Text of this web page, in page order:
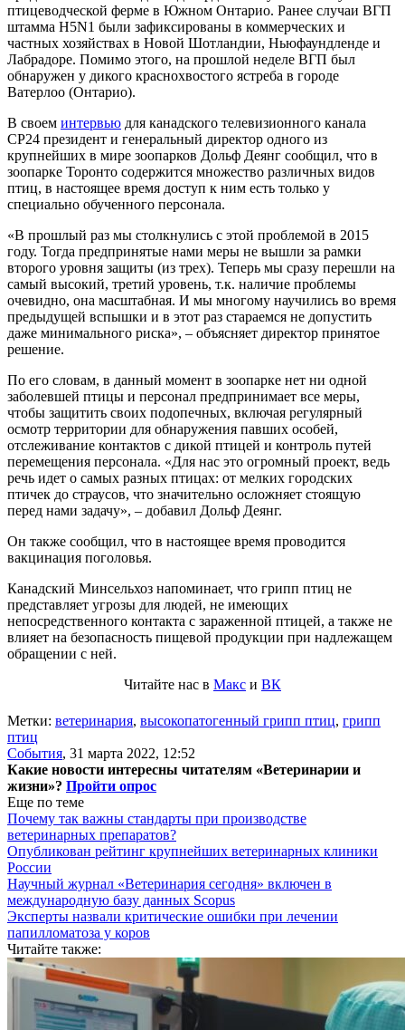
птицеводческой ферме в Южном Онтарио. Ранее случаи ВГП
штамма H5N1 были зафиксированы в коммерческих и
частных хозяйствах в Новой Шотландии, Ньюфаундленде и
Лабрадоре. Помимо этого, на прошлой неделе ВГП был
обнаружен у дикого краснохвостого ястреба в городе
Ватерлоо (Онтарио).
В своем интервью для канадского телевизионного канала
CP24 президент и генеральный директор одного из
крупнейших в мире зоопарков Дольф Деянг сообщил, что в
зоопарке Торонто содержится множество различных видов
птиц, в настоящее время доступ к ним есть только у
специально обученного персонала.
«В прошлый раз мы столкнулись с этой проблемой в 2015
году. Тогда предпринятые нами меры не вышли за рамки
второго уровня защиты (из трех). Теперь мы сразу перешли на
самый высокий, третий уровень, т.к. наличие проблемы
очевидно, она масштабная. И мы многому научились во время
предыдущей вспышки и в этот раз стараемся не допустить
даже минимального риска», – объясняет директор принятое
решение.
По его словам, в данный момент в зоопарке нет ни одной
заболевшей птицы и персонал предпринимает все меры,
чтобы защитить своих подопечных, включая регулярный
осмотр территории для обнаружения павших особей,
отслеживание контактов с дикой птицей и контроль путей
перемещения персонала. «Для нас это огромный проект, ведь
речь идет о самых разных птицах: от мелких городских
птичек до страусов, что значительно осложняет стоящую
перед нами задачу», – добавил Дольф Деянг.
Он также сообщил, что в настоящее время проводится
вакцинация поголовья.
Канадский Минсельхоз напоминает, что грипп птиц не
представляет угрозы для людей, не имеющих
непосредственного контакта с зараженной птицей, а также не
влияет на безопасность пищевой продукции при надлежащем
обращении с ней.
Читайте нас в Макс и ВК
Метки: ветеринария, высокопатогенный грипп птиц, грипп
птиц
События, 31 марта 2022, 12:52
Какие новости интересны читателям «Ветеринарии и
жизни»? Пройти опрос
Еще по теме
Почему так важны стандарты при производстве
ветеринарных препаратов?
Опубликован рейтинг крупнейших ветеринарных клиники
России
Научный журнал «Ветеринария сегодня» включен в
международную базу данных Scopus
Эксперты назвали критические ошибки при лечении
папилломатоза у коров
Читайте также: